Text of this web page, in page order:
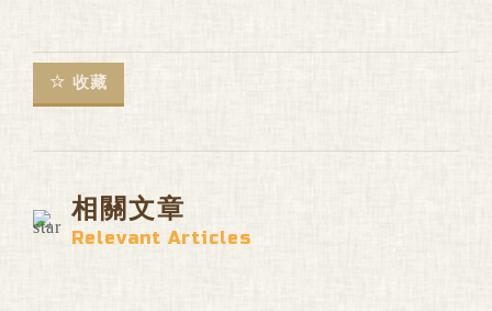
收藏
相關文章
Relevant Articles